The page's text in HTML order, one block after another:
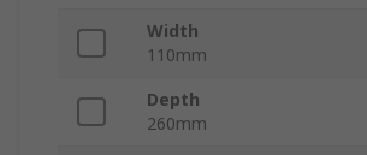
Width
110mm
Depth
260mm